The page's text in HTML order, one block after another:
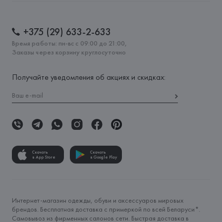
+375 (29) 633-2-633
Время работы: пн-вс с 09:00 до 21:00,
Заказы через корзину круглосуточно
Получайте уведомления об акциях и скидках:
Скачать
в App Store
Скачать
в Google Play
Интернет-магазин одежды, обуви и аксессуаров мировых
брендов. Бесплатная доставка с примеркой по всей Беларуси*.
Самовывоз из фирменных салонов сети. Быстрая доставка в